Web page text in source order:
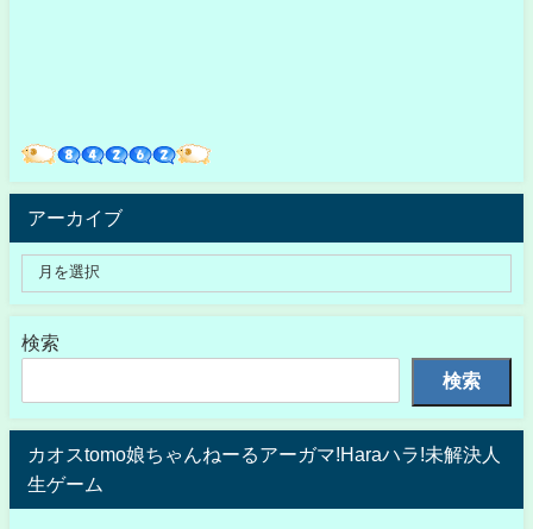
アーカイブ
検索
検索
カオスtomo娘ちゃんねーるアーガマ!Haraハラ!未解決人
生ゲーム